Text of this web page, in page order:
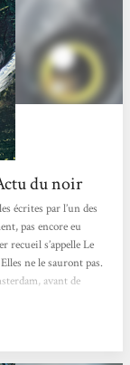
du noir
écrites par l’un des
pas encore eu
recueil s’appelle Le
ne le sauront pas.
avant de
d’art ? -